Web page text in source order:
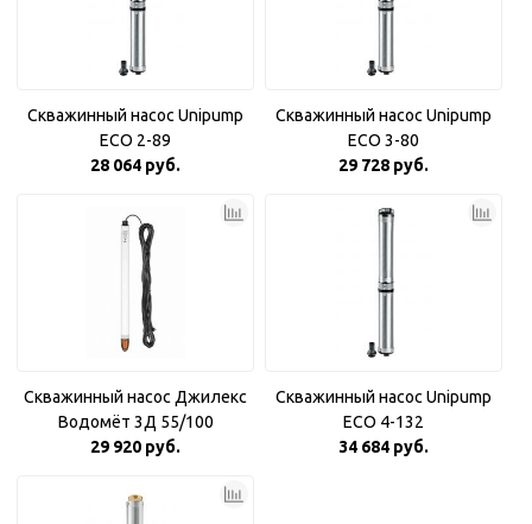
Скважинный насос Unipump
ECO 2-89
28 064 руб.
Скважинный насос Unipump
ECO 3-80
29 728 руб.
Скважинный насос Джилекс
Водомёт 3Д 55/100
29 920 руб.
Скважинный насос Unipump
ECO 4-132
34 684 руб.